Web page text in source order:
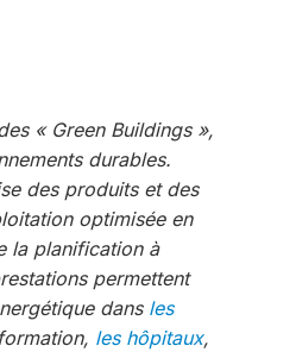
« Green Buildings »,
durables.
des produits et des
optimisée en
la planification à
permettent
dans les
les hôpitaux,